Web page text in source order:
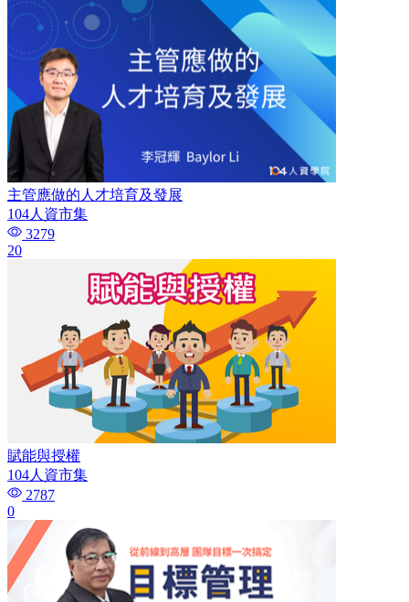
主管應做的人才培育及發展​
104人資市集
3279
20
賦能與授權
104人資市集
2787
0